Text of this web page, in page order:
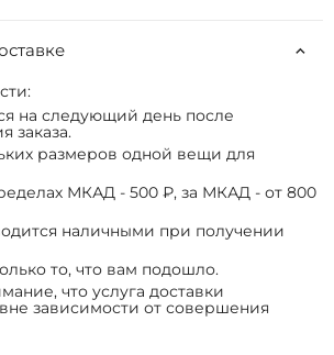
на следующий день после
заказа.
размеров одной вещи для
МКАД - 500 ₽, за МКАД - от 800
наличными при получении
то, что вам подошло.
что услуга доставки
зависимости от совершения